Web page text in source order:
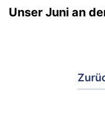
Unser Juni an